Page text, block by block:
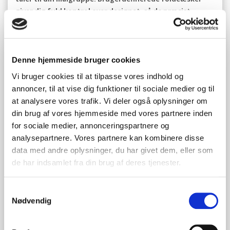
Denne hjemmeside bruger cookies
Vi bruger cookies til at tilpasse vores indhold og
annoncer, til at vise dig funktioner til sociale medier og til
at analysere vores trafik. Vi deler også oplysninger om
din brug af vores hjemmeside med vores partnere inden
for sociale medier, annonceringspartnere og
analysepartnere. Vores partnere kan kombinere disse
data med andre oplysninger, du har givet dem, eller som
de har indsamlet fra din brug af deres tjenester.
Nødvendig
giver dig fuld kontrol over designet, så de præcist
afspejler dit brands identitet og produktets kvalitet.
Muligheden for at få foldeæsker med logo eller
specialtryk er fundamental for branding. Hos jarnes-
shop.dk tilbyder vi avancerede trykteknikker som offset,
digitaltryk og flexo, der sikrer en skarp og farveægte
gengivelse af dit design. Yderligere kan æskerne
forsynes med eksklusive finish som foliepræg, Spot UV
eller prægning for at give dem en unik taktil og visuel
appel. Læs mere om mulighederne forAlt om tryk på
æsker og emballage .
Udover visuelle elementer kan foldeæskerne tilpasses